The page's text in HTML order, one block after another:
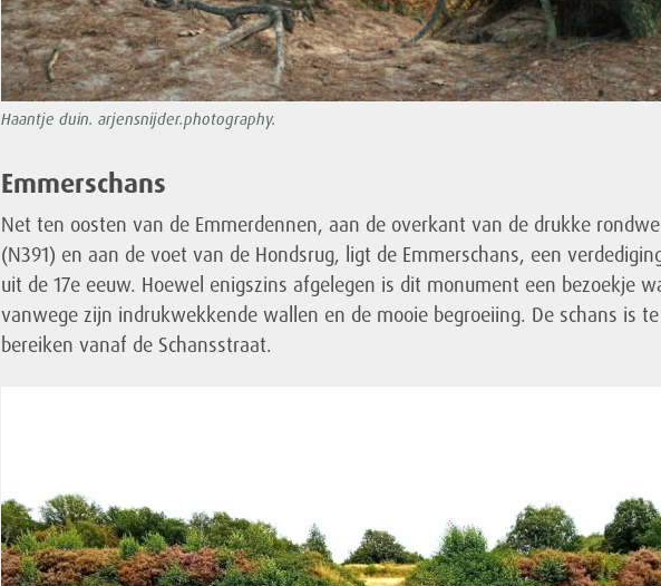
Haantje duin. arjensnijder.photography.
Emmerschans
Net ten oosten van de Emmerdennen, aan de overkant van de drukke
(N391) en aan de voet van de Hondsrug, ligt de Emmerschans, een
uit de 17e eeuw. Hoewel enigszins afgelegen is dit monument een bezoekje
vanwege zijn indrukwekkende wallen en de mooie begroeiing. De schans is te
bereiken vanaf de Schansstraat.